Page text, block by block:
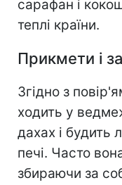
сарафан і
теплі країни.
Прикмети і
Згідно з
ходить у
дахах і будить
печі. Часто
збираючи за